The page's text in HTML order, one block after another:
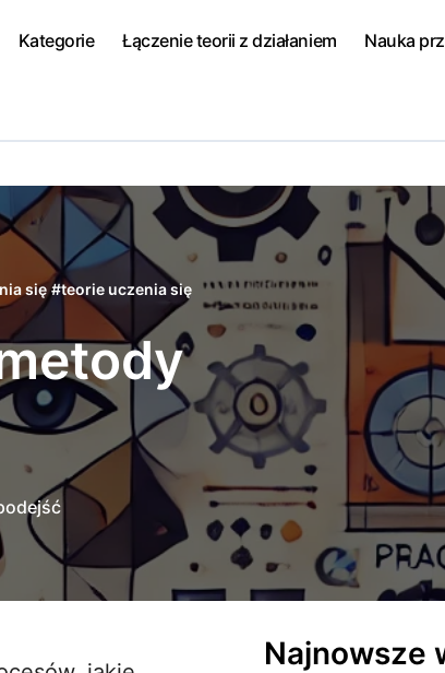
Kategorie Łączenie teorii z działaniem Nauka
się #teorie uczenia się
Najnowsze